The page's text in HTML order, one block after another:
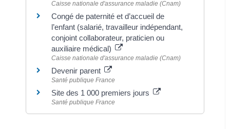
Caisse nationale d'assurance maladie (Cnam)
Congé de paternité et d’accueil de
l’enfant (salarié, travailleur indépendant,
conjoint collaborateur, praticien ou
auxiliaire médical)
Caisse nationale d'assurance maladie (Cnam)
Devenir parent
Santé publique France
Site des 1 000 premiers jours
Santé publique France